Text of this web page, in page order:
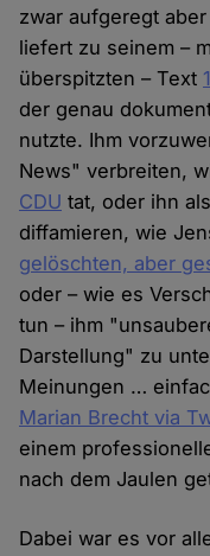
zwar aufgeregt
liefert zu seinem –
überspitzten – Text
der genau
nutzte. Ihm
News" verbreiten,
CDU tat, oder ihn
diffamieren, wie
gelöschten, aber
oder – wie es
tun – ihm
Darstellung" zu
Meinungen …
Marian Brecht via
einem
nach dem Jaulen
Dabei war es vor